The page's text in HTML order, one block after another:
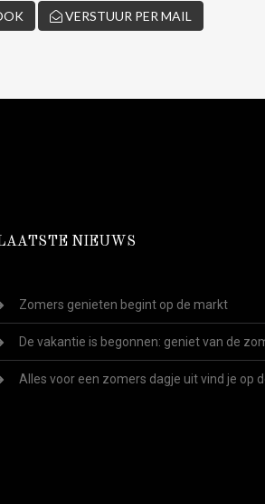
VERSTUUR PER MAIL
NIEUWS
Zomers genieten begint op de markt
De vakantie is begonnen: geniet van de
Alles voor een zomers dagje uit vind je op